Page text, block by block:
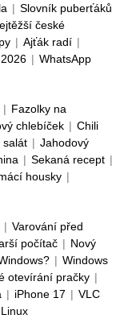
| Slovník puberťáků
české
| Ajťák radí |
| WhatsApp
| Fazolky na
chlebíček | Chili
salát | Jahodový
| Sekaná recept |
housky |
| Varování před
počítač | Nový
| Windows
otevírání pračky |
| iPhone 17 | VLC